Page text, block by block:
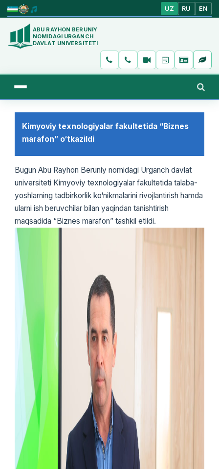
UZ RU EN
ABU RAYHON BERUNIY
NOMIDAGI URGANCH
DAVLAT UNIVERSITETI
Kimyoviy texnologiyalar fakultetida “Biznes
marafon” o‘tkazildi
Bugun Abu Rayhon Beruniy nomidagi Urganch davlat
universiteti Kimyoviy texnologiyalar fakultetida talaba-
yoshlarning tadbirkorlik ko‘nikmalarini rivojlantirish hamda
ularni ish beruvchilar bilan yaqindan tanishtirish
maqsadida “Biznes marafon” tashkil etildi.